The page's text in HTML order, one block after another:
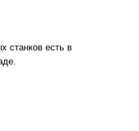
станков есть в